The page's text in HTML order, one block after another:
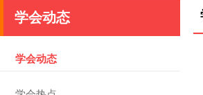
学会动态
学会动态